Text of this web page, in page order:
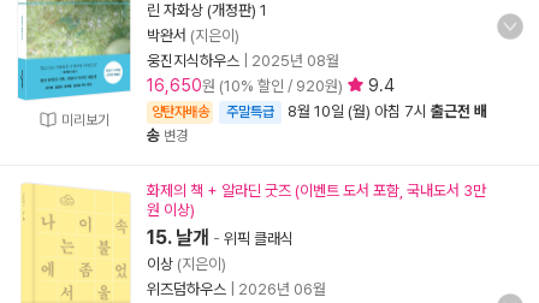
미리보기
린 자화상 (개정판) 1
박완서 (지은이)
웅진지식하우스
2025년 08월
16,650원 (10% 할인 / 920원) 9.4
양탄자배송 주말특급 8월 10일 (월) 아침 7시 출근전 배
송 변경
화제의 책 + 알라딘 굿즈 (이벤트 도서 포함, 국내도서 3만
원 이상)
15. 날개 - 위픽 클래식
이상 (지은이)
위즈덤하우스
2026년 06월